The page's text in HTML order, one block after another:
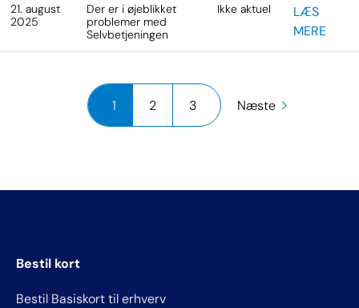
21. august
2025
Der er i øjeblikket
problemer med
Selvbetjeningen
Ikke aktuel
LÆS
MERE
1 2 3 Næste
Bestil kort
Bestil Basiskort til erhverv